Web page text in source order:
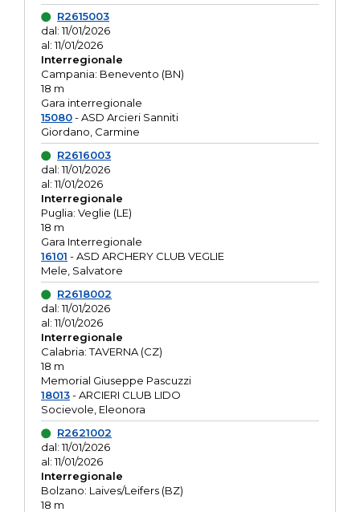
R2615003
dal: 11/01/2026
al: 11/01/2026
Interregionale
Campania: Benevento (BN)
18 m
Gara interregionale
15080- ASD Arcieri Sanniti
Giordano, Carmine
R2616003
dal: 11/01/2026
al: 11/01/2026
Interregionale
Puglia: Veglie (LE)
18 m
Gara Interregionale
16101 - ASD ARCHERY CLUB VEGLIE
Mele, Salvatore
R2618002
dal: 11/01/2026
al: 11/01/2026
Interregionale
Calabria: TAVERNA (CZ)
18 m
Memorial Giuseppe Pascuzzi
18013- ARCIERI CLUB LIDO
Socievole, Eleonora
R2621002
dal: 11/01/2026
al: 11/01/2026
Interregionale
Bolzano: Laives/Leifers (BZ)
18 m